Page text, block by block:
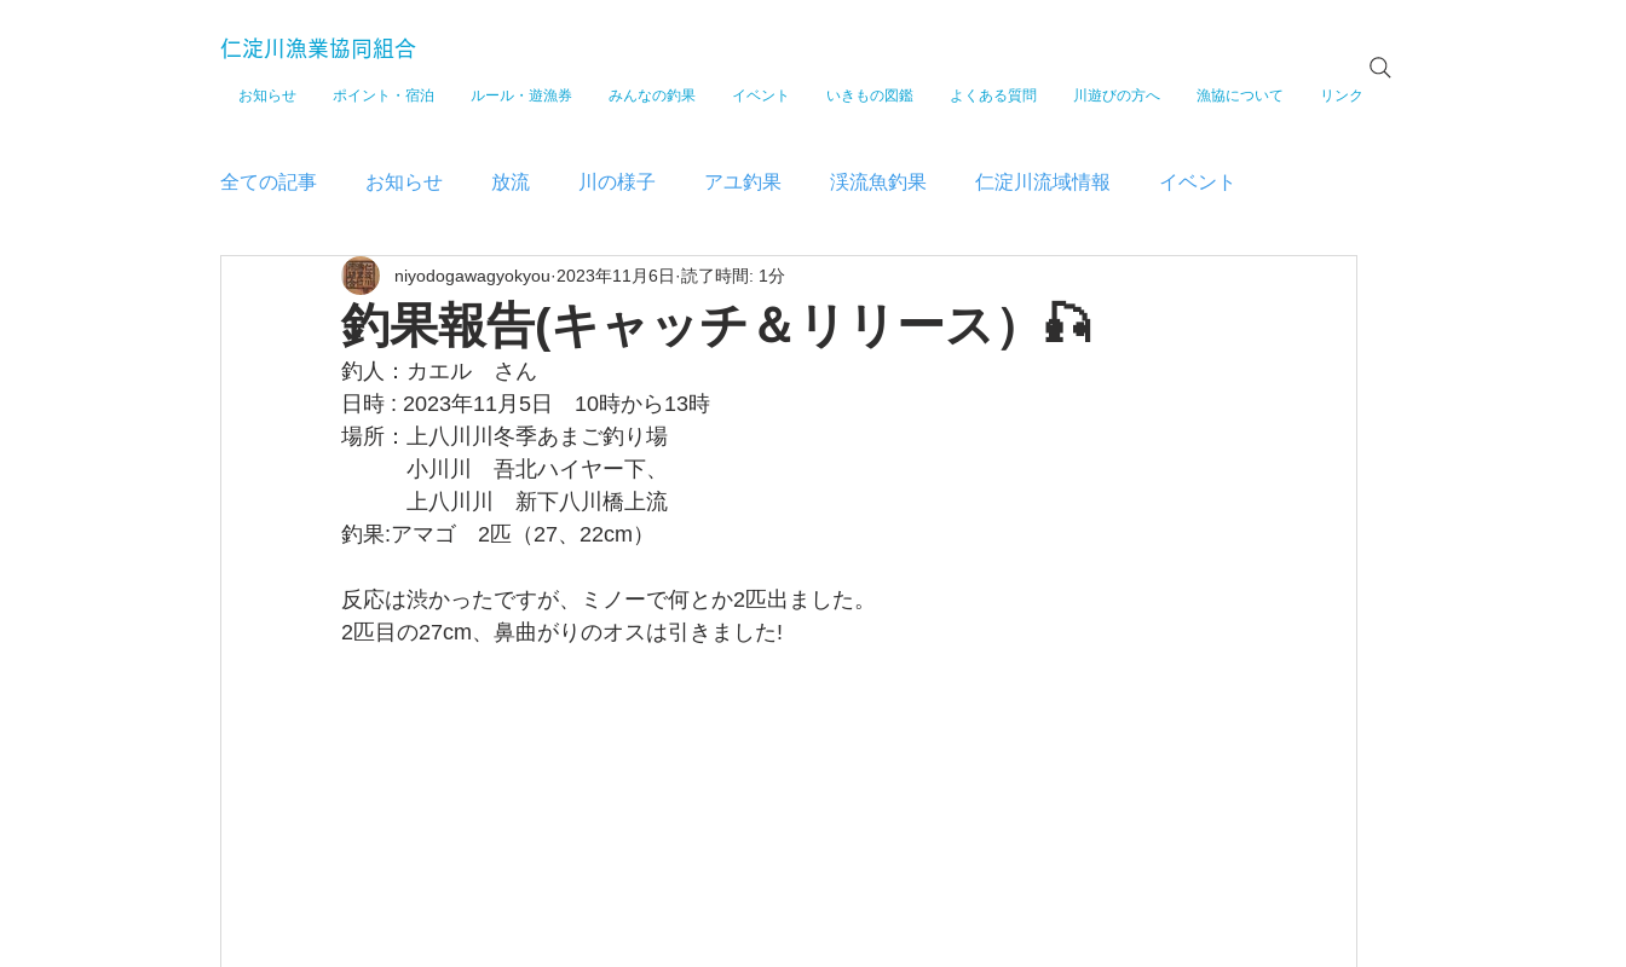
仁淀川漁業協同組合
お知らせ ポイント・宿泊 ルール・遊漁券 みんなの釣果 イベント いきもの図鑑 よくある質問 川遊びの方へ 漁協について リンク
全ての記事 お知らせ 放流 川の様子 アユ釣果 渓流魚釣果 仁淀川流域情報 イベント
メディア
釣果報告(キャッチ＆リリース）🎣
niyodogawagyokyou 2023年11月6日 読了時間: 1分
釣人：カエル　さん
日時 : 2023年11月5日　10時から13時
場所：上八川川冬季あまご釣り場
小川川　吾北ハイヤー下、
上八川川　新下八川橋上流
釣果:アマゴ　2匹（27、22cm）
反応は渋かったですが、ミノーで何とか2匹出ました。
2匹目の27cm、鼻曲がりのオスは引きました!